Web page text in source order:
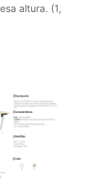
altura. (1,